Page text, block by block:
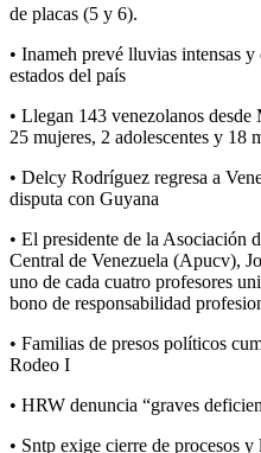
de placas (5 y 6).
• Inameh prevé lluvias intensas
estados del país
• Llegan 143 venezolanos
25 mujeres, 2 adolescentes y 18
• Delcy Rodríguez regresa a
disputa con Guyana
• El presidente de la Asociación
Central de Venezuela (Apucv),
uno de cada cuatro profesores
bono de responsabilidad
• Familias de presos políticos
Rodeo I
• HRW denuncia “graves
• Sntp exige cierre de procesos